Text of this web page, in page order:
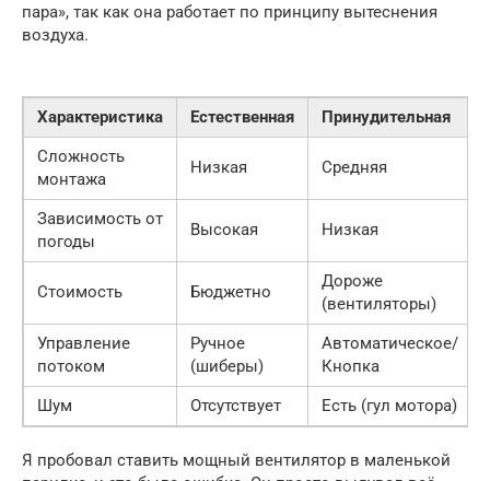
пара», так как она работает по принципу вытеснения
воздуха.
Характеристика Естественная
Принудительная
Сложность
монтажа
Низкая Средняя
Зависимость от
погоды
Высокая Низкая
Стоимость Бюджетно
Дороже
(вентиляторы)
Управление
потоком
Ручное
(шиберы)
Автоматическое/
Кнопка
Шум
Отсутствует Есть (гул мотора)
Я пробовал ставить мощный вентилятор в маленькой